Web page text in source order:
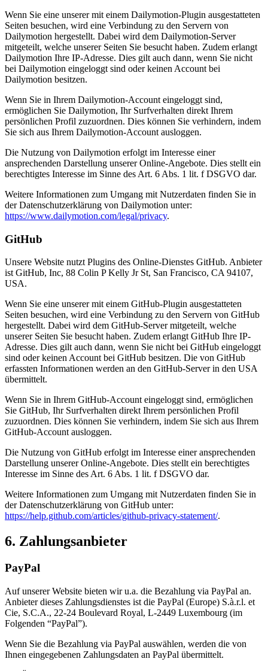
Wenn Sie eine unserer mit einem Dailymotion-Plugin ausgestatteten
Seiten besuchen, wird eine Verbindung zu den Servern von
Dailymotion hergestellt. Dabei wird dem Dailymotion-Server
mitgeteilt, welche unserer Seiten Sie besucht haben. Zudem erlangt
Dailymotion Ihre IP-Adresse. Dies gilt auch dann, wenn Sie nicht
bei Dailymotion eingeloggt sind oder keinen Account bei
Dailymotion besitzen.
Wenn Sie in Ihrem Dailymotion-Account eingeloggt sind,
ermöglichen Sie Dailymotion, Ihr Surfverhalten direkt Ihrem
persönlichen Profil zuzuordnen. Dies können Sie verhindern, indem
Sie sich aus Ihrem Dailymotion-Account ausloggen.
Die Nutzung von Dailymotion erfolgt im Interesse einer
ansprechenden Darstellung unserer Online-Angebote. Dies stellt ein
berechtigtes Interesse im Sinne des Art. 6 Abs. 1 lit. f DSGVO dar.
Weitere Informationen zum Umgang mit Nutzerdaten finden Sie in
der Datenschutzerklärung von Dailymotion unter:
https://www.dailymotion.com/legal/privacy.
GitHub
Unsere Website nutzt Plugins des Online-Dienstes GitHub. Anbieter
ist GitHub, Inc, 88 Colin P Kelly Jr St, San Francisco, CA 94107,
USA.
Wenn Sie eine unserer mit einem GitHub-Plugin ausgestatteten
Seiten besuchen, wird eine Verbindung zu den Servern von GitHub
hergestellt. Dabei wird dem GitHub-Server mitgeteilt, welche
unserer Seiten Sie besucht haben. Zudem erlangt GitHub Ihre IP-
Adresse. Dies gilt auch dann, wenn Sie nicht bei GitHub eingeloggt
sind oder keinen Account bei GitHub besitzen. Die von GitHub
erfassten Informationen werden an den GitHub-Server in den USA
übermittelt.
Wenn Sie in Ihrem GitHub-Account eingeloggt sind, ermöglichen
Sie GitHub, Ihr Surfverhalten direkt Ihrem persönlichen Profil
zuzuordnen. Dies können Sie verhindern, indem Sie sich aus Ihrem
GitHub-Account ausloggen.
Die Nutzung von GitHub erfolgt im Interesse einer ansprechenden
Darstellung unserer Online-Angebote. Dies stellt ein berechtigtes
Interesse im Sinne des Art. 6 Abs. 1 lit. f DSGVO dar.
Weitere Informationen zum Umgang mit Nutzerdaten finden Sie in
der Datenschutzerklärung von GitHub unter:
https://help.github.com/articles/github-privacy-statement/.
6. Zahlungsanbieter
PayPal
Auf unserer Website bieten wir u.a. die Bezahlung via PayPal an.
Anbieter dieses Zahlungsdienstes ist die PayPal (Europe) S.à.r.l. et
Cie, S.C.A., 22-24 Boulevard Royal, L-2449 Luxembourg (im
Folgenden “PayPal”).
Wenn Sie die Bezahlung via PayPal auswählen, werden die von
Ihnen eingegebenen Zahlungsdaten an PayPal übermittelt.